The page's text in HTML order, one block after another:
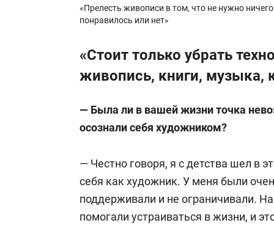
«Прелесть живописи в том, что не нужно
понравилось или нет»
«Стоит только убрать
живопись, книги, музыка,
— Была ли в вашей жизни точка
осознали себя художником?
— Честно говоря, я с детства шел в
себя как художник. У меня были
поддерживали и не ограничивали.
помогали устраиваться в жизни, и